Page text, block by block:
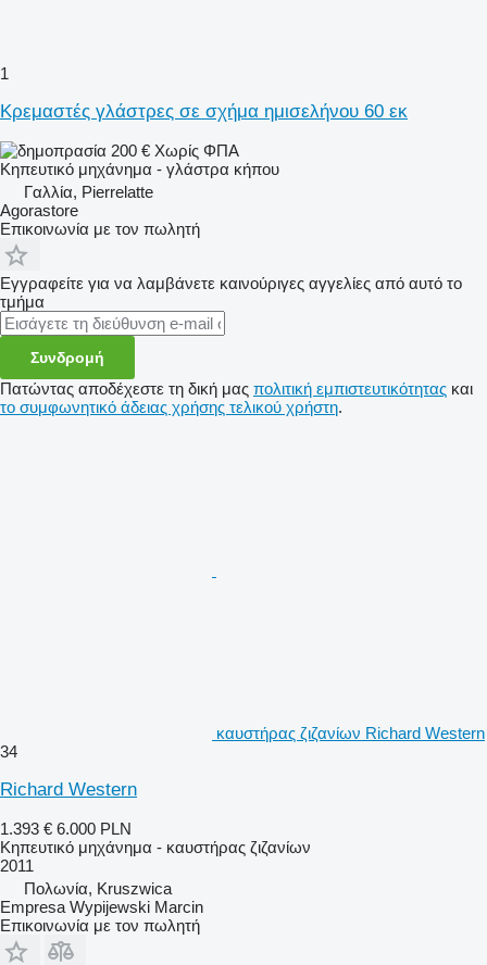
1
Κρεμαστές γλάστρες σε σχήμα ημισελήνου 60 εκ
200 € Χωρίς ΦΠΑ
Κηπευτικό μηχάνημα - γλάστρα κήπου
Γαλλία, Pierrelatte
Agorastore
Επικοινωνία με τον πωλητή
Εγγραφείτε για να λαμβάνετε καινούριγες αγγελίες από αυτό το
τμήμα
Συνδρομή
Πατώντας αποδέχεστε τη δική μας πολιτική εμπιστευτικότητας και
το συμφωνητικό άδειας χρήσης τελικού χρήστη.
καυστήρας ζιζανίων Richard Western
34
Richard Western
1.393 € 6.000 PLN
Κηπευτικό μηχάνημα - καυστήρας ζιζανίων
2011
Πολωνία, Kruszwica
Empresa Wypijewski Marcin
Επικοινωνία με τον πωλητή